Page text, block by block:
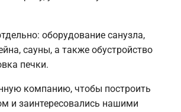
оборудование санузла,
сауны, а также обустройство
печки.
компанию, чтобы построить
и заинтересовались нашими